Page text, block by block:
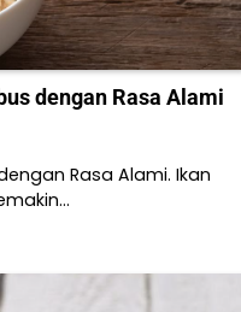
dengan Rasa Alami
Rasa Alami. Ikan